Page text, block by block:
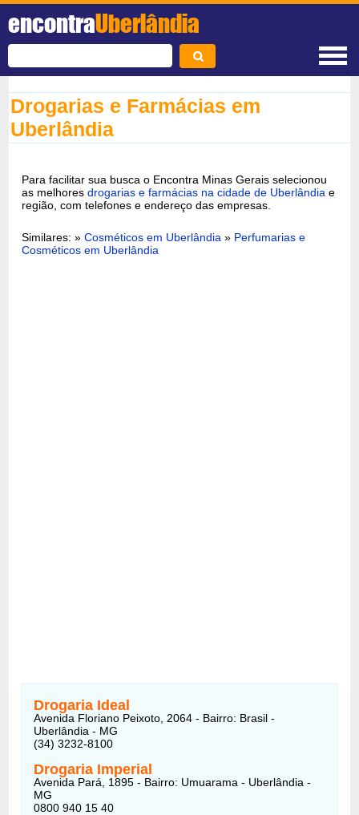
encontraUberlândia
Drogarias e Farmácias em
Uberlândia
Para facilitar sua busca o Encontra Minas Gerais selecionou
as melhoresdrogarias e farmácias na cidade de Uberlândia e
região, com telefones e endereço das empresas.
Similares: »Cosméticos em Uberlândia » Perfumarias e
Cosméticos em Uberlândia
Drogaria Ideal
Avenida Floriano Peixoto, 2064 - Bairro: Brasil -
Uberlândia - MG
(34) 3232-8100
Drogaria Imperial
Avenida Pará, 1895 - Bairro: Umuarama - Uberlândia -
MG
0800 940 15 40